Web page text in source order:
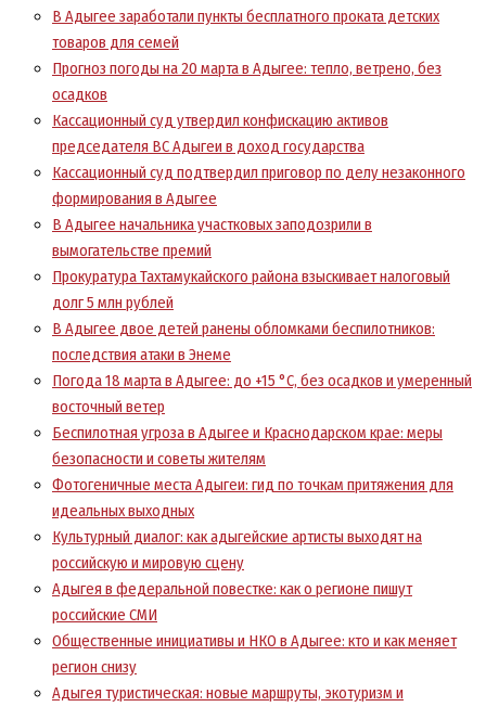
В Адыгее заработали пункты бесплатного проката детских
товаров для семей
Прогноз погоды на 20 марта в Адыгее: тепло, ветрено, без
осадков
Кассационный суд утвердил конфискацию активов
председателя ВС Адыгеи в доход государства
Кассационный суд подтвердил приговор по делу незаконного
формирования в Адыгее
В Адыгее начальника участковых заподозрили в
вымогательстве премий
Прокуратура Тахтамукайского района взыскивает налоговый
долг 5 млн рублей
В Адыгее двое детей ранены обломками беспилотников:
последствия атаки в Энеме
Погода 18 марта в Адыгее: до +15 °С, без осадков и умеренный
восточный ветер
Беспилотная угроза в Адыгее и Краснодарском крае: меры
безопасности и советы жителям
Фотогеничные места Адыгеи: гид по точкам притяжения для
идеальных выходных
Культурный диалог: как адыгейские артисты выходят на
российскую и мировую сцену
Адыгея в федеральной повестке: как о регионе пишут
российские СМИ
Общественные инициативы и НКО в Адыгее: кто и как меняет
регион снизу
Адыгея туристическая: новые маршруты, экотуризм и